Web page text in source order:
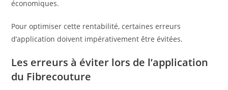
économiques.
Pour optimiser cette rentabilité, certaines erreurs
d’application doivent impérativement être évitées.
Les erreurs à éviter lors de l’application
du Fibrecouture